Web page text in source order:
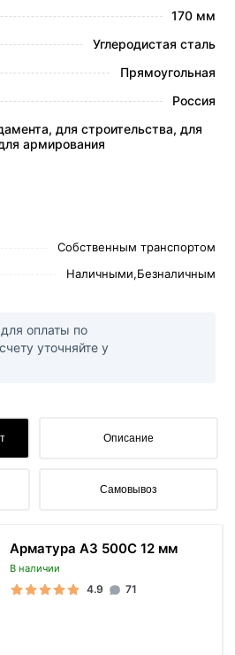
170 мм
Углеродистая сталь
Прямоугольная
Россия
для строительства, для
армирования
Собственным транспортом
Наличными,Безналичным
оплаты по
уточняйте у
Описание
Самовывоз
Арматура А3 500С 12 мм
В наличии
4.9 71